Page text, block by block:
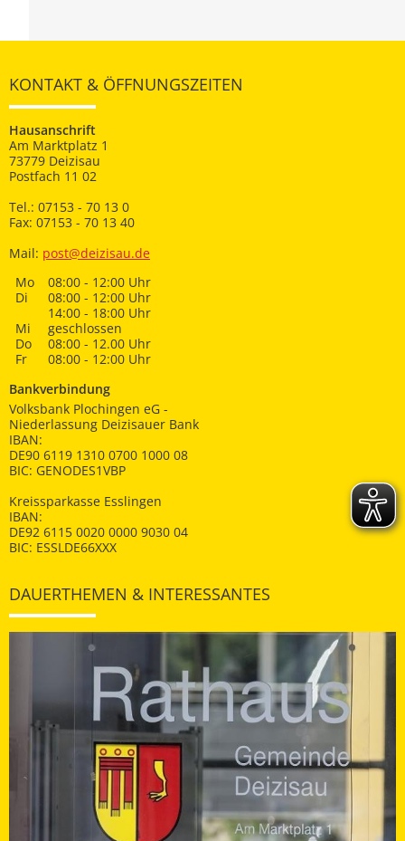
KONTAKT & ÖFFNUNGSZEITEN
Hausanschrift
Am Marktplatz 1
73779 Deizisau
Postfach 11 02
Tel.: 07153 - 70 13 0
Fax: 07153 - 70 13 40
Mail: post@deizisau.de
Mo
08:00 - 12:00 Uhr
Di
08:00 - 12:00 Uhr
14:00 - 18:00 Uhr
Mi
geschlossen
Do
08:00 - 12.00 Uhr
Fr
08:00 - 12:00 Uhr
Bankverbindung
Volksbank Plochingen eG -
Niederlassung Deizisauer Bank
IBAN:
DE90 6119 1310 0700 1000 08
BIC: GENODES1VBP
Kreissparkasse Esslingen
IBAN:
DE92 6115 0020 0000 9030 04
BIC: ESSLDE66XXX
DAUERTHEMEN & INTERESSANTES